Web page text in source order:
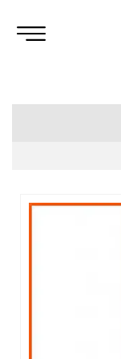
Tornalı Ahşap
Ham Ahşap
Ham Ahşap
Ham Ahşap
Ham Ahşap